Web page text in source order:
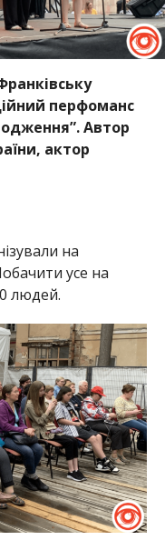
перфоманс
Автор
актор
на
усе на
людей.